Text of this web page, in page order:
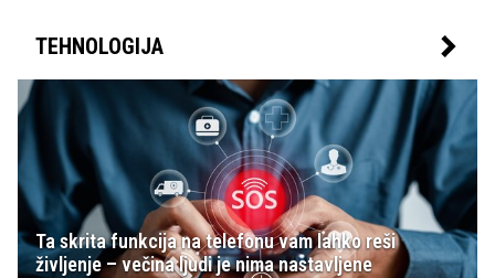
TEHNOLOGIJA
Ta skrita funkcija na telefonu vam lahko reši
življenje – večina ljudi je nima nastavljene